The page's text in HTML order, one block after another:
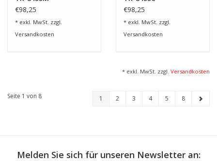
€98,25
* exkl. MwSt. zzgl.
Versandkosten
€98,25
* exkl. MwSt. zzgl.
Versandkosten
* exkl. MwSt. zzgl. Versandkosten
Seite 1 von 8 1 2 3 4 5 8
Melden Sie sich für unseren Newsletter an: